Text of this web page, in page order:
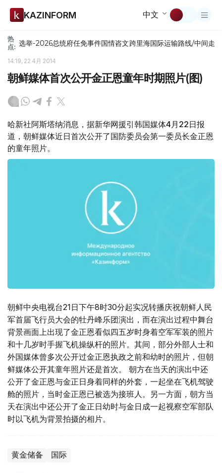
KAZINFORM 中文
热
点: 选举-2026总统府任免事件国情咨文跨里海国际运输路线/中间走廊
14:19, 22 4月 2014
朝鲜媒体首次公开金正恩童年时期照片(图)
哈新社阿斯塔纳消息，据新华网援引韩国媒体4月22日报
道，朝鲜媒体近日首次公开了国防委员会第一委员长金正恩
的童年照片。
朝鲜中央电视台21日下午8时30分起实况转播庆祝朝鲜人民
军首届飞行员大会的牡丹峰乐团演出，而在演出过程中舞台
背景画面上出现了金正恩看似四五岁时身着空军军装的照片
和十几岁时手握飞机操纵杆的照片。其间，部分外部人士和
外国媒体曾多次公开过金正恩执政之前和幼时的照片，但朝
鲜媒体公开其童年照片还是首次。 朝方在当天的演出中还
公开了金正恩与金正日身着同样的外套，一起坐在飞机驾驶
舱的照片，当时金正恩已被选为接班人。另一方面，朝方当
天在演出中还公开了金正日幼时与金日成一起视察空军部队
时以飞机为背景拍摄的相片。
黄金储备 国际